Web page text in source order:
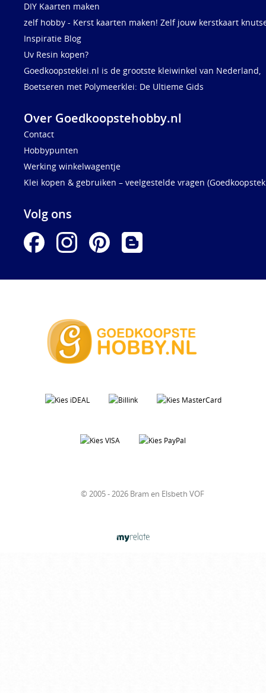
DIY Kaarten maken
zelf hobby - Kerst kaarten maken! Zelf jouw kerstkaart
Inspiratie Blog
Uv Resin kopen?
Goedkoopsteklei.nl is de grootste kleiwinkel van Nederland,
Boetseren met Polymeerklei: De Ultieme Gids
Over Goedkoopstehobby.nl
Contact
Hobbypunten
Werking winkelwagentje
Klei kopen & gebruiken – veelgestelde vragen
Volg ons
© 2005 - 2026 Bram en Elsbeth VOF